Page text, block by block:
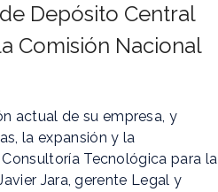
Depósito Central
Comisión Nacional
actual de su empresa, y
la expansión y la
Tecnológica para la
Jara, gerente Legal y